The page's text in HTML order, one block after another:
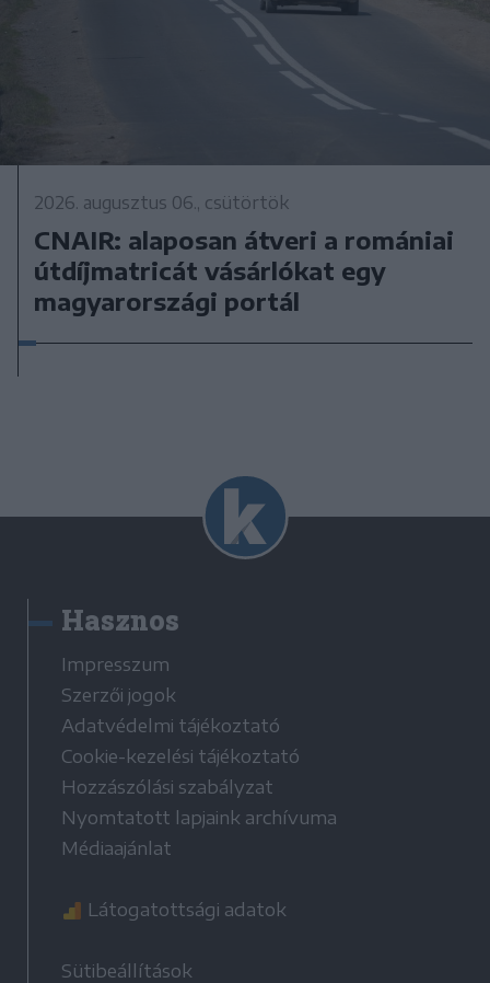
2026. augusztus 06., csütörtök
CNAIR: alaposan átveri a romániai
útdíjmatricát vásárlókat egy
magyarországi portál
Hasznos
Impresszum
Szerzői jogok
Adatvédelmi tájékoztató
Cookie-kezelési tájékoztató
Hozzászólási szabályzat
Nyomtatott lapjaink archívuma
Médiaajánlat
Látogatottsági adatok
Sütibeállítások